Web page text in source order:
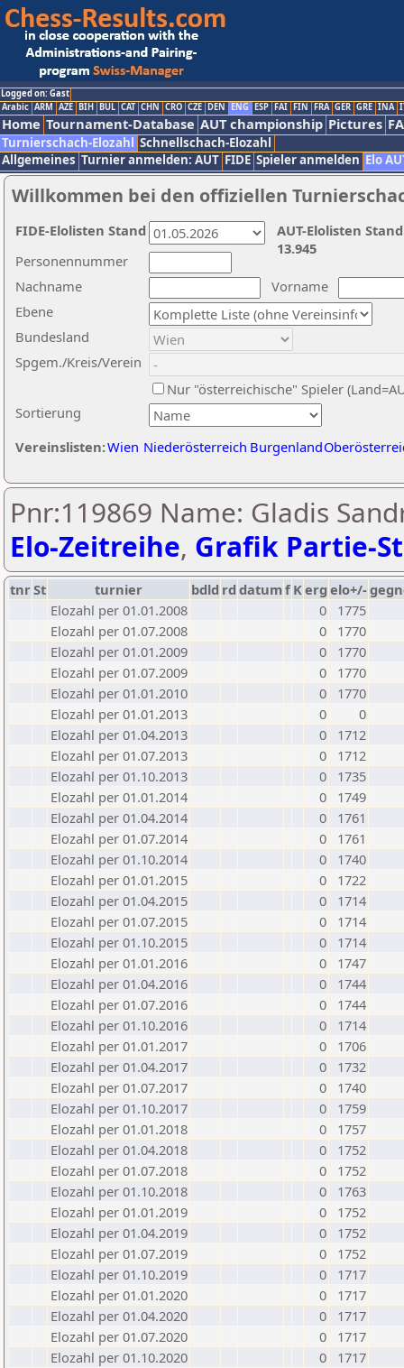
Logged on: Gast
Arabic ARM AZE BIH BUL CAT CHN CRO CZE DEN ENG ESP FAI FIN FRA GER GRE INA
Home Tournament-Database AUT championship Pictures
Turnierschach-Elozahl Schnellschach-Elozahl
Allgemeines Turnier anmelden: AUT FIDE Spieler anmelden Elo
Willkommen bei den offiziellen
Nachname
Vorname
Ebene
Sortierung
Personennummer
Bundesland
Spgem./Kreis/Verein
Nur "österreichische" Spieler
Vereinslisten:Wien Niederösterreich Burgenland
AUT-Elolisten
13.945
FIDE-Elolisten Stand
Pnr:119869 Name: Gladis
Elo-Zeitreihe, Grafik Partie-
tnrSt turnier bdld rd datumf Kerg elo+/-
Elozahl per 01.01.2008
0
1775
Elozahl per 01.07.2008
0
1770
Elozahl per 01.01.2009
0
1770
Elozahl per 01.07.2009
0
1770
Elozahl per 01.01.2010
0
1770
Elozahl per 01.01.2013
0
0
Elozahl per 01.04.2013
0
1712
Elozahl per 01.07.2013
0
1712
Elozahl per 01.10.2013
0
1735
Elozahl per 01.01.2014
0
1749
Elozahl per 01.04.2014
0
1761
Elozahl per 01.07.2014
0
1761
Elozahl per 01.10.2014
0
1740
Elozahl per 01.01.2015
0
1722
Elozahl per 01.04.2015
0
1714
Elozahl per 01.07.2015
0
1714
Elozahl per 01.10.2015
0
1714
Elozahl per 01.01.2016
0
1747
Elozahl per 01.04.2016
0
1744
Elozahl per 01.07.2016
0
1744
Elozahl per 01.10.2016
0
1714
Elozahl per 01.01.2017
0
1706
Elozahl per 01.04.2017
0
1732
Elozahl per 01.07.2017
0
1740
Elozahl per 01.10.2017
0
1759
Elozahl per 01.01.2018
0
1757
Elozahl per 01.04.2018
0
1752
Elozahl per 01.07.2018
0
1752
Elozahl per 01.10.2018
0
1763
Elozahl per 01.01.2019
0
1752
Elozahl per 01.04.2019
0
1752
Elozahl per 01.07.2019
0
1752
Elozahl per 01.10.2019
0
1717
Elozahl per 01.01.2020
0
1717
Elozahl per 01.04.2020
0
1717
Elozahl per 01.07.2020
0
1717
Elozahl per 01.10.2020
0
1717